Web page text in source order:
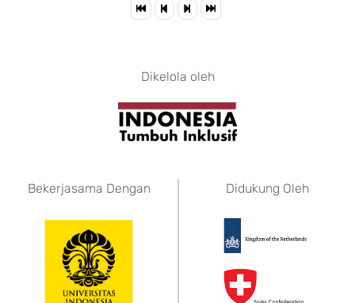
Dikelola oleh
Bekerjasama Dengan Didukung Oleh